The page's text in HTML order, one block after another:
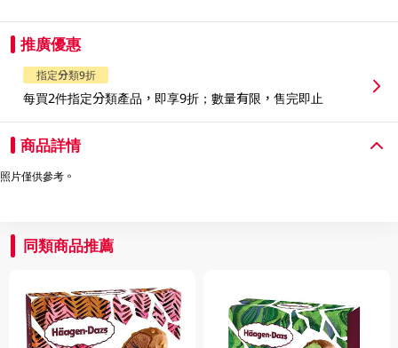
推廣優惠
指定分類9折
每買2件指定分類產品，即享9折；數量有限，售完即止
商品詳情
照片僅供參考。
同類商品推薦